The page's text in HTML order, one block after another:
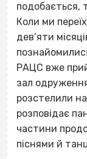
подобається,
Коли ми
дев’яти
РАЦС вже
зал
розстелили
розповідає
частини
піснями й